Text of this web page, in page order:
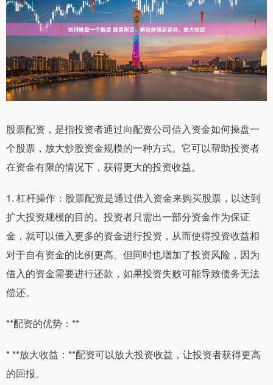
股票配资，是指投资者通过向配资公司借入资金如何操盘一
个股票，放大炒股资金规模的一种方式。它可以帮助投资者
在资金有限的情况下，获得更大的投资收益。
1. 杠杆操作：股票配资是通过借入资金来购买股票，以达到
扩大投资规模的目的。投资者只需出一部分资金作为保证
金，就可以借入更多的资金进行投资，从而使得投资收益相
对于自有资金的比例更高。但同时也增加了投资风险，因为
借入的资金需要进行还款，如果投资失败可能导致债务无法
偿还。
**配资的优势：**
* **放大收益：**配资可以放大投资收益，让投资者获得更高
的回报。